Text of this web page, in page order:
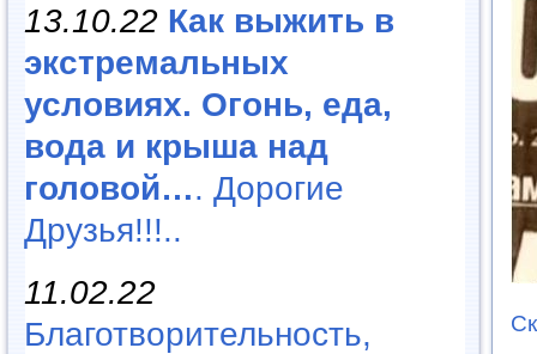
13.10.22 Как выжить в
экстремальных
условиях. Огонь, еда,
вода и крыша над
головой…. Дорогие
Друзья!!!..
11.02.22
Благотворительность,